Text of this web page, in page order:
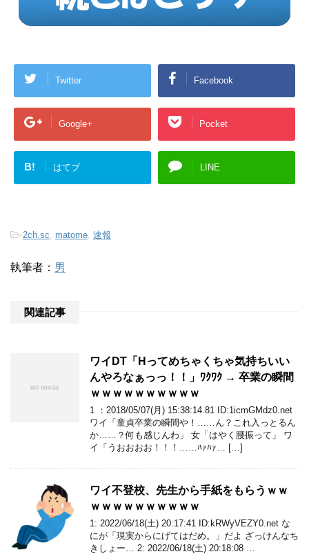
Twitter Facebook
Google+ Pocket
B! はてブ LINE
-2ch.sc matome 速報
執筆者： 男
関連記事
ワイDT「Hってめちゃくちゃ気持ちいい
んやろなぁっっ！！」ﾜｸﾜｸ → 卒業の瞬間
ｗｗｗｗｗｗｗｗｗｗ
1 ：2018/05/07(月) 15:38:14.81 ID:1icmGMdz0.net
ワイ「童貞卒業の瞬間や！……ん？これ入っとるん
か……？何も感じんわ」 女「はやく腰振って」 ワ
イ「うおおおお！！！……ﾊｧﾊｧ… […]
ワイ不登校、先生から手紙をもらうｗｗ
ｗｗｗｗｗｗｗｗｗｗ
1: 2022/06/18(土) 20:17:41 ID:kRWyVEZY0.net な
にが「現実からにげてはだめ。」だよ ざっけんなち
きしょー… 2: 2022/06/18(土) 20:18:08 …